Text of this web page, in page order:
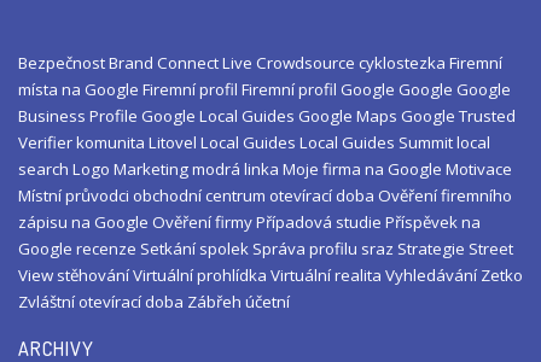
BezpečnostBrand Connect Live Crowdsource cyklostezka Firemní
místa na Google Firemní profil Firemní profil Google Google Google
Business Profile Google Local Guides Google Maps Google Trusted
Verifierkomunita Litovel Local Guides Local Guides Summitlocal
search Logo Marketingmodrá linka Moje firma na Google Motivace
Místní průvodci obchodní centrum otevírací doba Ověření firemního
zápisu na Google Ověření firmyPřípadová studie Příspěvek na
Google recenze Setkání spolek Správa profilu sraz Strategie Street
View stěhováníVirtuální prohlídka Virtuální realita Vyhledávání Zetko
Zvláštní otevírací doba Zábřeh účetní
ARCHIVY